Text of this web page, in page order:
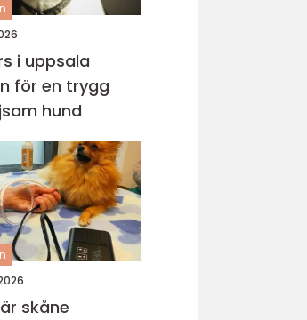
i uppsala
för en trygg
hund
skåne